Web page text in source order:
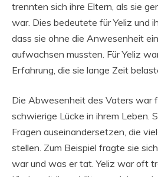
trennten sich ihre Eltern, als sie
war. Dies bedeutete für Yeliz und
dass sie ohne die Anwesenheit
aufwachsen mussten. Für Yeliz
Erfahrung, die sie lange Zeit
Die Abwesenheit des Vaters war
schwierige Lücke in ihrem Leben.
Fragen auseinandersetzen, die
stellen. Zum Beispiel fragte sie
war und was er tat. Yeliz war oft